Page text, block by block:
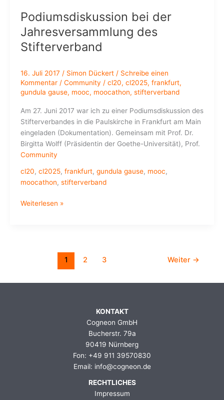
Podiumsdiskussion bei der
Jahresversammlung des
Stifterverband
16. Juli 2017 / Simon Dückert / Schreibe einen
Kommentar / Community / cl20, cl2025, frankfurt,
gundula gause, mooc, moocathon, stifterverband
Am 27. Juni 2017 war ich zu einer Podiumsdiskussion des
Stifterverbandes in die Paulskirche in Frankfurt am Main
eingeladen (Dokumentation). Gemeinsam mit Prof. Dr.
Birgitta Wolff (Präsidentin der Goethe-Universität), Prof.
Community
cl20, cl2025, frankfurt, gundula gause, mooc,
moocathon, stifterverband
Podiumsdiskussion
Stifterverband
Weiterlesen »
1 2 3 Weiter →
KONTAKT
Cogneon GmbH
Bucherstr. 79a
90419 Nürnberg
Fon: +49 911 39570830
Email: info@cogneon.de
RECHTLICHES
Impressum